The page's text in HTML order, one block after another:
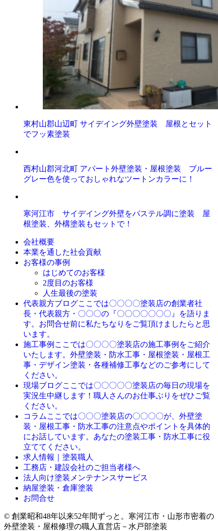
東村山郡山辺町 サイデイング外壁塗装 屋根とセット
でフッ素塗装
西村山郡河北町 アパート外壁塗装・屋根塗装 ブルー
グレー色を使っておしゃれなツートンカラーに！
寒河江市 サイデイング外壁をパステル調に塗装 屋
根塗装、外構塗装もセットで！
会社概要
本業を通した社会貢献
お客様の事例
はじめてのお客様
2度目のお客様
人生最後の塗装
代表親方ブログここでは〇〇〇〇塗装店の創業者社
長・代表親方・〇〇〇の『〇〇〇〇〇〇〇』を語りま
す。お問合せ前に私たちなりをご覧頂けましたらと思
います。
施工事例 ここでは〇〇〇〇塗装店の施工事例をご紹介
いたします。外壁塗装・防水工事・屋根塗装・屋根工
事・デザイン塗装・各種補修工事などのご参考にして
ください。
現場ブログここでは〇〇〇〇〇塗装店の毎日の現場を
実況生中継します！職人さんのお仕事ぶりをぜひご覧
ください。
コラム ここでは〇〇〇塗装店の〇〇〇〇が、外壁塗
装・屋根工事・防水工事の注意点やポイントを具体的
にお話しています。あなたの塗装工事・防水工事に役
立ててください。
求人情報｜塗装職人
工務店・建設会社のご担当者様へ
法人向け塗装メンテナンスサービス
納屋塗装・倉庫塗装
お問合せ
© 創業昭和48年以来52年間ずっと。寒河江市・山形市密着の
外壁塗装・屋根修理の職人直営店－水戸部塗装